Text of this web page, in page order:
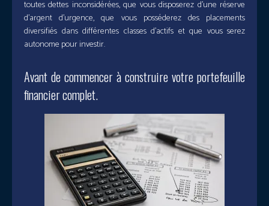
toutes dettes inconsidérées, que vous disposerez d’une réserve
d’argent d’urgence, que vous posséderez des placements
diversifiés dans différentes classes d’actifs et que vous serez
autonome pour investir.
Avant de commencer à construire votre portefeuille
financier complet.